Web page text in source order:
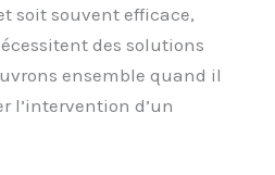
soit souvent efficace,
des solutions
ensemble quand il
l’intervention d’un